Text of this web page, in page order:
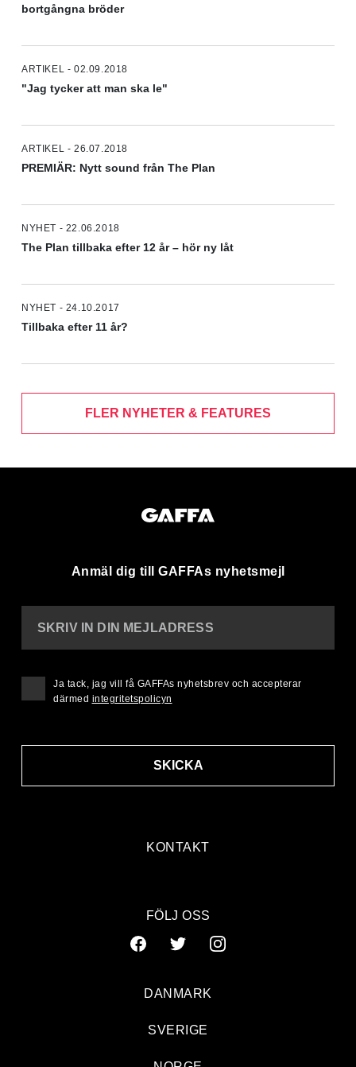
bortgångna bröder
ARTIKEL - 02.09.2018
"Jag tycker att man ska le"
ARTIKEL - 26.07.2018
PREMIÄR: Nytt sound från The Plan
NYHET - 22.06.2018
The Plan tillbaka efter 12 år – hör ny låt
NYHET - 24.10.2017
Tillbaka efter 11 år?
FLER NYHETER & FEATURES
Anmäl dig till GAFFAs nyhetsmejl
KONTAKT
SKRIV IN DIN MEJLADRESS
SKICKA
Ja tack, jag vill få GAFFAs nyhetsbrev och accepterar
därmed integritetspolicyn
FÖLJ OSS
DANMARK
SVERIGE